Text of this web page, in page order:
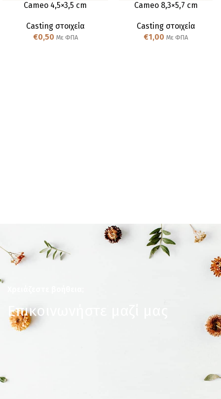
Cameo 4,5×3,5 cm
Casting στοιχεία
€0,50 Με ΦΠΑ
Cameo 8,3×5,7 cm
Casting στοιχεία
€1,00 Με ΦΠΑ
Επικοινωνήστε μαζί μας